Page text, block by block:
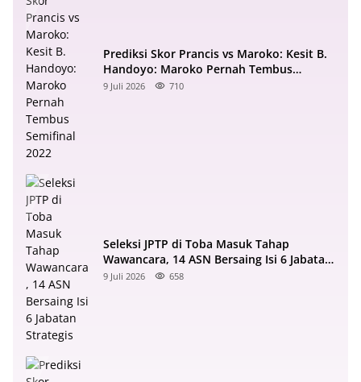
Prediksi Skor Prancis vs Maroko: Kesit B.
Handoyo: Maroko Pernah Tembus
Semifinal 2022
9 Juli 2026 710
Seleksi JPTP di Toba Masuk Tahap
Wawancara, 14 ASN Bersaing Isi 6 Jabatan
Strategis
9 Juli 2026 658